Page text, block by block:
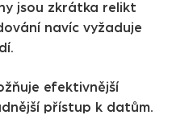
jsou zkrátka relikt
navíc vyžaduje
efektivnější
přístup k datům.